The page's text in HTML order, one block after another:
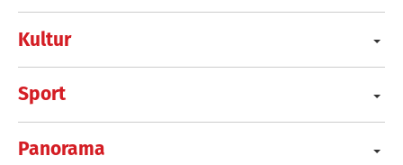
Kultur
Sport
Panorama